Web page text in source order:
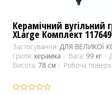
Керамічний вугільний
XLarge Комплект 117649
Застосування: ДЛЯ ВЕЛИКОЇ
гриля: кераміка Вага: 99 кг
Висота: 78 см Робоча